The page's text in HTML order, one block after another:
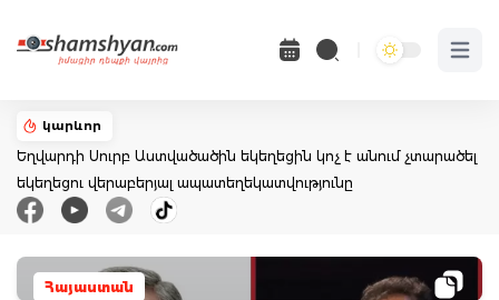
Open
կարևոր
Եղվարդի Սուրբ Աստվածածին եկեղեցին կոչ է անում չտարածել
եկեղեցու վերաբերյալ ապատեղեկատվությունը
Հայաստան